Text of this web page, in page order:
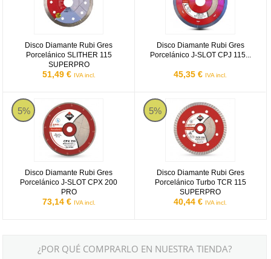
Disco Diamante Rubi Gres
Porcelánico SLITHER 115
SUPERPRO
51,49 € IVA incl.
Disco Diamante Rubi Gres
Porcelánico J-SLOT CPJ 115...
45,35 € IVA incl.
5%
Disco Diamante Rubi Gres
Porcelánico J-SLOT CPX 200
PRO
73,14 € IVA incl.
Disco Diamante Rubi Gres Porcelánico J-SLOT CPX 200 PRO
5%
Disco Diamante Rubi Gres
Porcelánico Turbo TCR 115
SUPERPRO
40,44 € IVA incl.
Disco Diamante Rubi Gres
¿POR QUÉ COMPRARLO EN NUESTRA TIENDA?